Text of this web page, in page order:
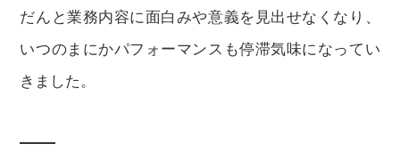
だんと業務内容に面白みや意義を見出せなくなり、
いつのまにかパフォーマンスも停滞気味になってい
きました。